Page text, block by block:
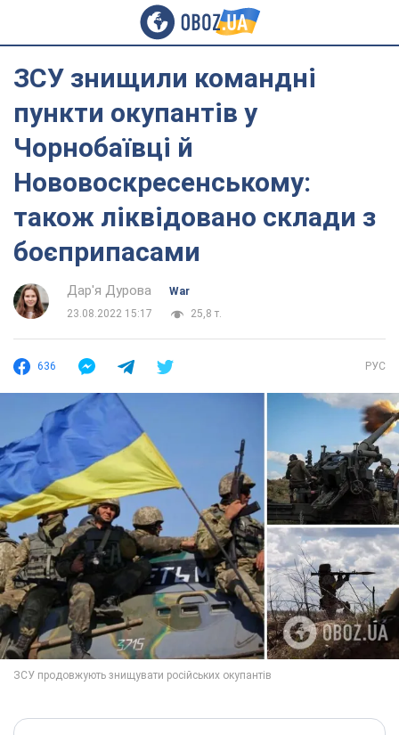
ЗСУ знищили командні
пункти окупантів у
Чорнобаївці й
Нововоскресенському:
також ліквідовано склади з
боєприпасами
Дар'я Дурова
War
23.08.2022 15:17
25,8 т.
636 РУС